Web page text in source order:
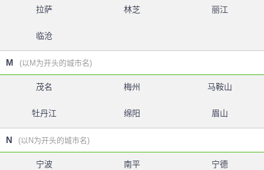
拉萨 林芝 丽江
临沧
M (以M为开头的城市名)
茂名 梅州 马鞍山
牡丹江 绵阳 眉山
N (以N为开头的城市名)
宁波 南平 宁德